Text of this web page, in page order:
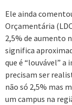
Ele ainda
Orçamentária
2,5% de aumento
significa
que é “louvável” a
precisam ser
não só 2,5% mas
um campus na